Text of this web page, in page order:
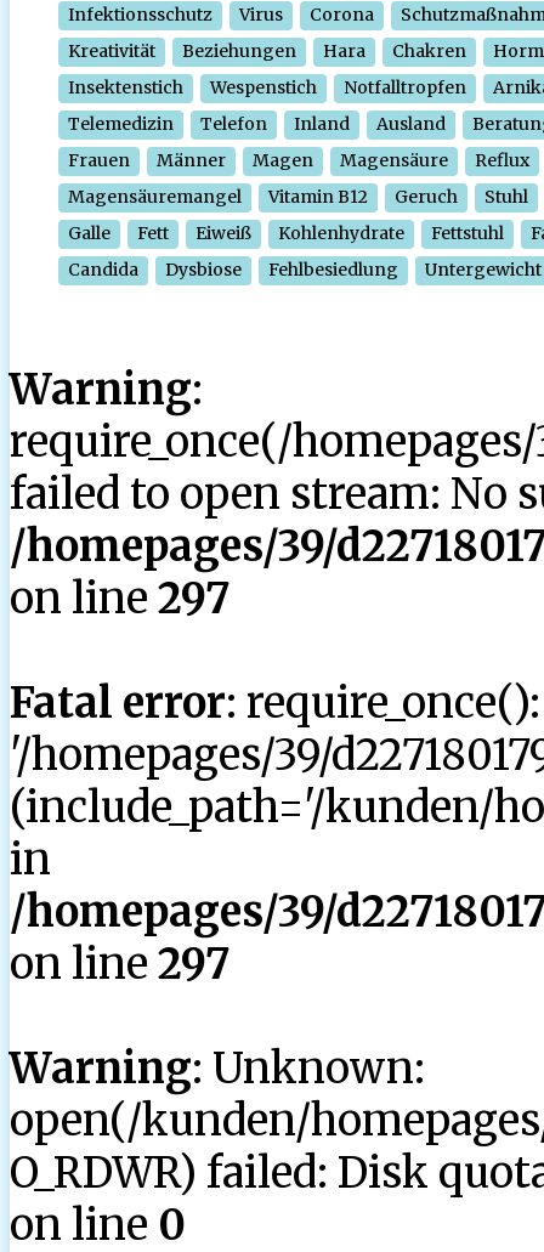
Infektionsschutz
Virus Corona
Kreativität
Beziehungen Hara Chakren
Insektenstich
Wespenstich Notfalltropfen
Telemedizin
Telefon Inland Ausland
Frauen
Männer Magen Magensäure
Reflux
Magensäuremangel
Vitamin B12 Geruch
Stuhl
Galle
Fett Eiweiß Kohlenhydrate Fettstuhl
Candida
Dysbiose Fehlbesiedlung Untergewicht
Warning:
require_once(/
failed to open stream: No
/homepages/39/
on line 297
Fatal error:
'/homepages/39/
(include_path='/kunden/
in
/homepages/39/
on line 297
Warning: Unknown:
open(/kunden/homepages/
O_RDWR) failed: Disk
on line 0